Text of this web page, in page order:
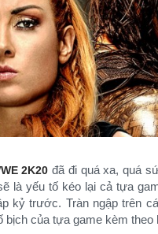
2K20 đã đi quá xa, quá
là yếu tố kéo lại cả tựa
kỷ trước. Tràn ngập trên
bịch của tựa game kèm theo